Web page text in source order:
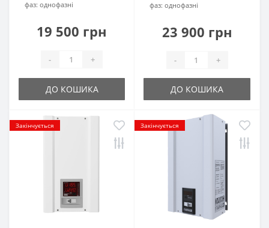
фаз: однофазні
19 500 грн
- +
ДО КОШИКА
фаз: однофазні
23 900 грн
- +
ДО КОШИКА
Закінчується Закінчується